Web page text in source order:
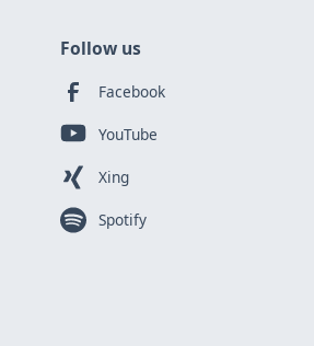
Follow us
Facebook
YouTube
Xing
Spotify